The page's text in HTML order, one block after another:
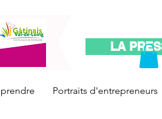
Portraits d'entrepreneurs
LA